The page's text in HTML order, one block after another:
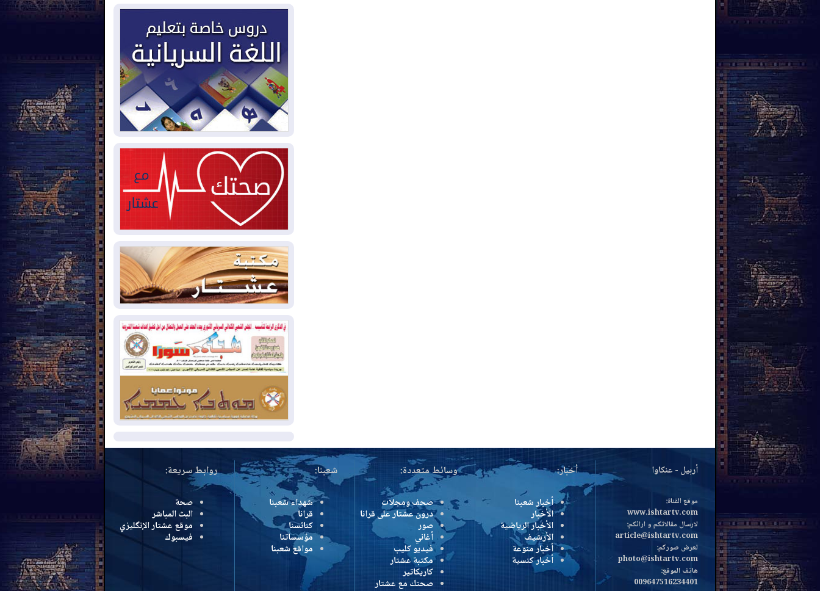
2026-08-05
15كارثة بيئية ومناخية ترسم
ملامح أخطر التحديات التي تواجه العراق
اليوم
2026-08-05
حرائق فرنسا.. توقيف 402
شخص بينهم 156 قاصرا منذ بداية موسم
الحرائق
2026-08-04سومو: إنتاج النفط في إقليم
كوردستان انخفض إلى أقل من 10%
2026-08-04ملفات حقبة الكاظمي تعود إلى
الواجهة.. أنباء عن مراجعات قضائية
وتحقيقات أوسع في قضايا فساد
2026-08-04
بيترو يشكو تزوير الانتخابات
الرئاسية ويحذر من "حرب أهلية" في
كولومبيا
2026-08-03رئيس إقليم كوردستان في
دمشق في زيارة رسمية
2026-08-03العراق يؤكد مجدداً التزامه
بمنع الهجمات على الدول المجاورة
2026-08-03العجز والاقتراض يطوقان
المالية العراقية.. اقتراض يتجاوز 3 تريليونات
دينار!
2026-08-03كوبا تغرق في الظلام مجددا
وانهيار الشبكة الكهربائية
المزيد
أربيل - عنكاوا
موقع القناة:
www.ishtartv.com
لارسال مقالاتكم و ارائكم:
article@ishtartv.com
لعرض صوركم:
photo@ishtartv.com
هاتف الموقع:
009647516234401
أخبار:
أخبار شعبنا
الأخبار
الأخبار الرياضية
الأرشيف
أخبار منوعة
أخبار كنسية
وسائط متعددة:
صحف ومجلات
درون عشتار على قرانا
صور
أغاني
فيديو كليب
مكتبة عشتار
كاريكاتير
صحتك مع عشتار
شعبنا:
شهداء شعبنا
قرانا
كنائسنا
مؤسساتنا
مواقع شعبنا
روابط سريعة:
صحة
البث المباشر
موقع عشتار الإنگليزي
فيسبوك